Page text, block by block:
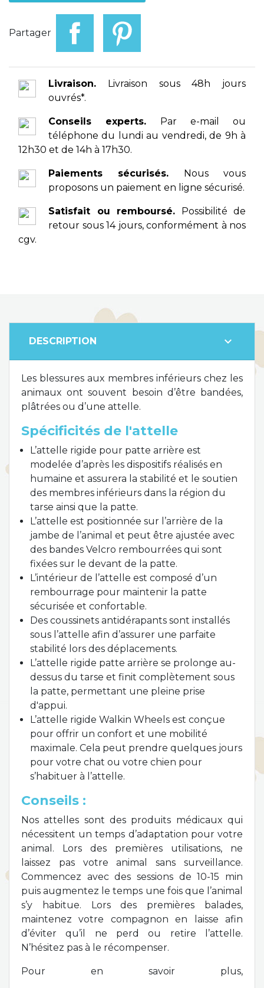
Partager
Livraison. Livraison sous 48h jours
ouvrés*.
Conseils experts. Par e-mail ou
téléphone du lundi au vendredi, de 9h à
12h30 et de 14h à 17h30.
Paiements sécurisés. Nous vous
proposons un paiement en ligne sécurisé.
Satisfait ou remboursé. Possibilité de
retour sous 14 jours, conformément à nos
cgv.
DESCRIPTION expand_more
Les blessures aux membres inférieurs chez les
animaux ont souvent besoin d’être bandées,
plâtrées ou d’une attelle.
Spécificités de l'attelle
L’attelle rigide pour patte arrière est
modelée d’après les dispositifs réalisés en
humaine et assurera la stabilité et le soutien
des membres inférieurs dans la région du
tarse ainsi que la patte.
L’attelle est positionnée sur l’arrière de la
jambe de l’animal et peut être ajustée avec
des bandes Velcro rembourrées qui sont
fixées sur le devant de la patte.
L’intérieur de l’attelle est composé d’un
rembourrage pour maintenir la patte
sécurisée et confortable.
Des coussinets antidérapants sont installés
sous l’attelle afin d’assurer une parfaite
stabilité lors des déplacements.
L’attelle rigide patte arrière se prolonge au-
dessus du tarse et finit complètement sous
la patte, permettant une pleine prise
d'appui.
L’attelle rigide Walkin Wheels est conçue
pour offrir un confort et une mobilité
maximale. Cela peut prendre quelques jours
pour votre chat ou votre chien pour
s’habituer à l’attelle.
Conseils :
Nos attelles sont des produits médicaux qui
nécessitent un temps d’adaptation pour votre
animal. Lors des premières utilisations, ne
laissez pas votre animal sans surveillance.
Commencez avec des sessions de 10-15 min
puis augmentez le temps une fois que l’animal
s’y habitue. Lors des premières balades,
maintenez votre compagnon en laisse afin
d’éviter qu’il ne perd ou retire l’attelle.
N’hésitez pas à le récompenser.
Pour en savoir plus,